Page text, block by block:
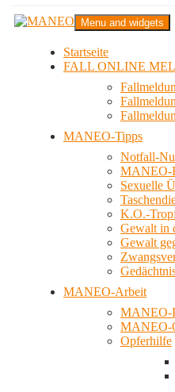
Zum
InhaltMANEO
Das schwule Anti-Gewalt-
Menu and widgets
Startseite
FALL ONLINE
MANEO-Tipps
Notfall-
MANEO-
Sexuelle
K.O.-
Gewalt in
Gewalt
MANEO-Arbeit
MANEO-
MANEO-
Opferhilfe